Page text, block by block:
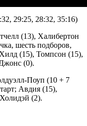
29:25, 28:32, 35:16)
(13), Халибертон
шесть подборов,
(15), Томпсон (15),
(0).
Поуп (10 + 7
Авдия (15),
(2).